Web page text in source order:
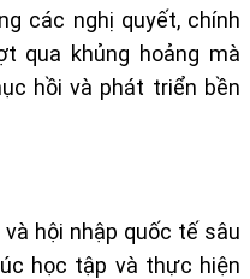
các nghị quyết, chính
qua khủng hoảng mà
hồi và phát triển bền
hội nhập quốc tế sâu
học tập và thực hiện